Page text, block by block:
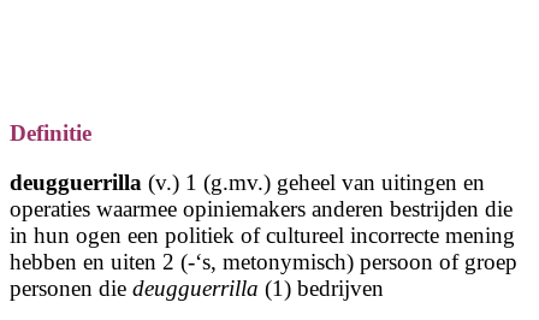
Definitie
deugguerrilla (v.) 1 (g.mv.) geheel van uitingen en
operaties waarmee opiniemakers anderen bestrijden die
in hun ogen een politiek of cultureel incorrecte mening
hebben en uiten 2 (-‘s, metonymisch) persoon of groep
personen die deugguerrilla (1) bedrijven